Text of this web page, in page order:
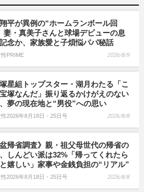
平が異例の“ホームランボール回
妻・真美子さんと球場デビューの息
念か、家族愛と子煩悩パパ秘話
PRIME 2026/8/9
星組トップスター・湖月わたる「こ
塚なんだ」振り返るかけがえのない
夢の現在地と“男役”への思い
2026年8月18日・25日号 2026/8/8
盆帰省調査》親・祖父母世代の帰省の
しんどい派は32%「帰ってくれたら
嬉しい」家事や金銭負担の“リアル”
2026年8月18日・25日号 2026/8/8